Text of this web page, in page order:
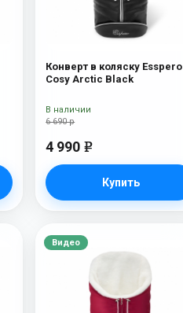
Конверт в коляску Esspero
Cosy Arctic Black
6 690 р
4 990 e
Купить
В наличии
Видео